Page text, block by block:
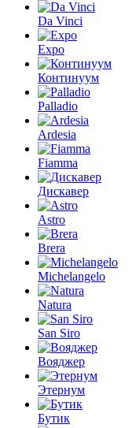
Da Vinci
Expo
Континуум
Palladio
Ardesia
Fiamma
Дискавер
Astro
Brera
Michelangelo
Natura
San Siro
Вояджер
Этернум
Бутик